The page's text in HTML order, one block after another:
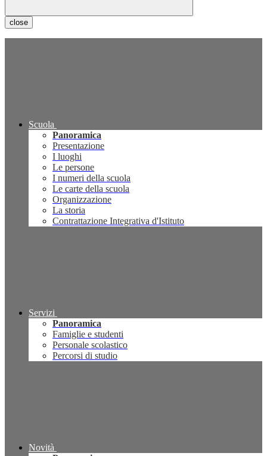
close
Scuola
Panoramica
Presentazione
I luoghi
Le persone
I numeri della scuola
Le carte della scuola
Organizzazione
La storia
Contrattazione Integrativa d'Istituto
Servizi
Panoramica
Famiglie e studenti
Personale scolastico
Percorsi di studio
Novità